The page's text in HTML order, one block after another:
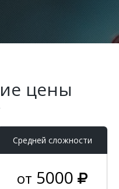
цены
Средней сложности
от 5000